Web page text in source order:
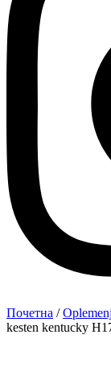
Почетна /
kesten kentucky